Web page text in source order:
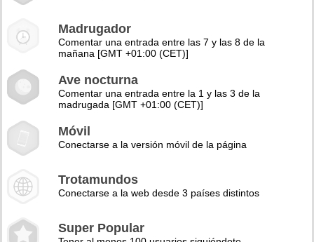
Madrugador
Comentar una entrada entre las 7 y las 8 de la
mañana [GMT +01:00 (CET)]
Ave nocturna
Comentar una entrada entre la 1 y las 3 de la
madrugada [GMT +01:00 (CET)]
Móvil
Conectarse a la versión móvil de la página
Trotamundos
Conectarse a la web desde 3 países distintos
Super Popular